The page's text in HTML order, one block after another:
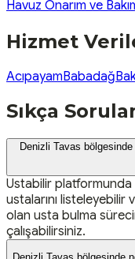
Havuz Onarım ve
Hizmet
AcıpayamBabadağ
Sıkça
Denizli Tavas
Ustabilir platformunda
ustalarını
olan usta bulma
çalışabilirsiniz.